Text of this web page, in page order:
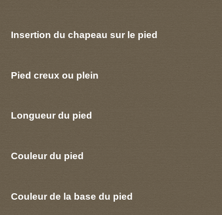
Insertion du chapeau sur le pied
Pied creux ou plein
Longueur du pied
Couleur du pied
Couleur de la base du pied